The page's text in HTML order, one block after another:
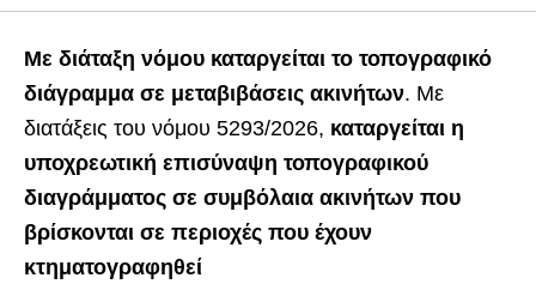
Με διάταξη νόμου καταργείται το τοπογραφικό
διάγραμμα σε μεταβιβάσεις ακινήτων. Με
διατάξεις του νόμου 5293/2026, καταργείται η
υποχρεωτική επισύναψη τοπογραφικού
διαγράμματος σε συμβόλαια ακινήτων που
βρίσκονται σε περιοχές που έχουν
κτηματογραφηθεί